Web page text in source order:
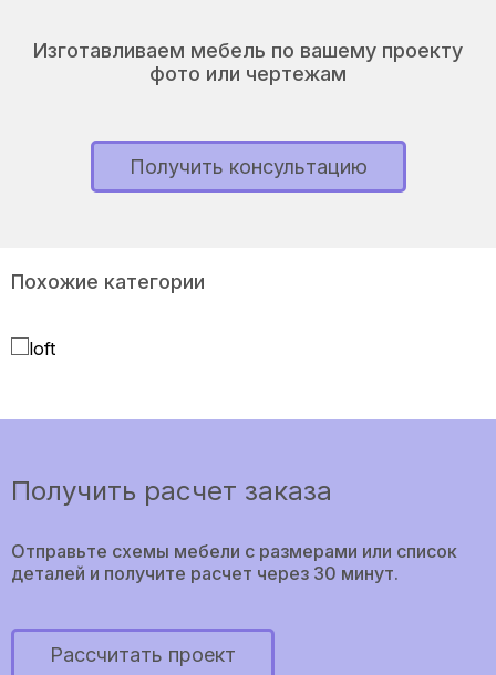
Изготавливаем мебель по вашему проекту
фото или чертежам
Получить консультацию
Похожие категории
Получить расчет заказа
Отправьте схемы мебели с размерами или список
деталей и получите расчет через 30 минут.
Рассчитать проект